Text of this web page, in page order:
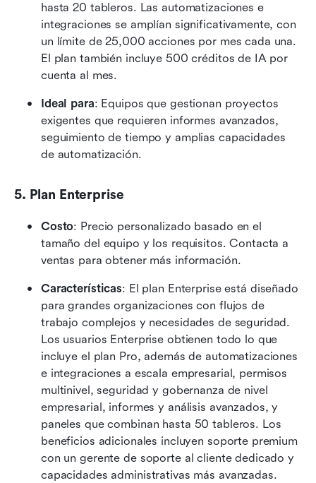
hasta 20 tableros. Las automatizaciones e
integraciones se amplían significativamente, con
un límite de 25,000 acciones por mes cada una.
El plan también incluye 500 créditos de IA por
cuenta al mes.
Ideal para: Equipos que gestionan proyectos
exigentes que requieren informes avanzados,
seguimiento de tiempo y amplias capacidades
de automatización.
5. Plan Enterprise
Costo: Precio personalizado basado en el
tamaño del equipo y los requisitos. Contacta a
ventas para obtener más información.
Características: El plan Enterprise está diseñado
para grandes organizaciones con flujos de
trabajo complejos y necesidades de seguridad.
Los usuarios Enterprise obtienen todo lo que
incluye el plan Pro, además de automatizaciones
e integraciones a escala empresarial, permisos
multinivel, seguridad y gobernanza de nivel
empresarial, informes y análisis avanzados, y
paneles que combinan hasta 50 tableros. Los
beneficios adicionales incluyen soporte premium
con un gerente de soporte al cliente dedicado y
capacidades administrativas más avanzadas.